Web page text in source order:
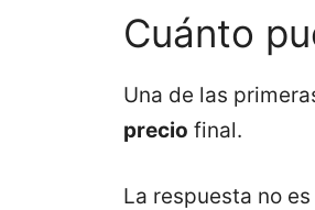
Cuánto
Una de las
precio final.
La respuesta no